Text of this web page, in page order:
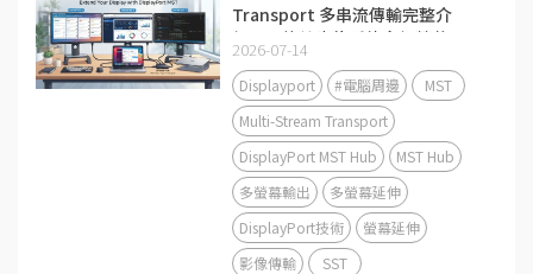
Transport 多串流傳輸完整介
紹，一條線也能延伸多個螢幕！
2026-07-14
Displayport #電腦周邊
MST
Multi-Stream Transport
DisplayPort MST Hub
MST Hub
多螢幕輸出
多螢幕延伸
DisplayPort技術
螢幕延伸
影像傳輸
SST